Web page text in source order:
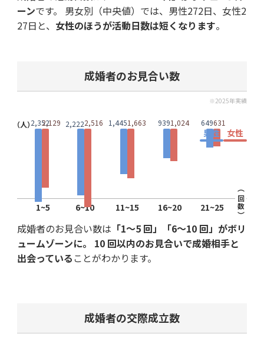
ーンです。 男女別（中央値）では、男性272日、女性2
27日と、 女性のほうが活動日数は短くなります。
成婚者のお見合い数
※2025年実績
2,3522,129 2,2222,516 1,4451,663 9391,024 649631
（人）
（ 回数 ）
男性 女性
1~5 6~10 11~15 16~20 21~25
成婚者のお見合い数は 「1〜5 回」「6〜10 回」がボリ
ュームゾーンに。 10 回以内のお見合いで成婚相手と
出会っている ことがわかります。
成婚者の交際成立数